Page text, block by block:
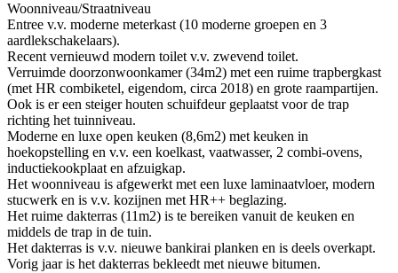
Woonniveau/Straatniveau
Entree v.v. moderne meterkast (10 moderne groepen en 3
aardlekschakelaars).
Recent vernieuwd modern toilet v.v. zwevend toilet.
Verruimde doorzonwoonkamer (34m2) met een ruime trapbergkast
(met HR combiketel, eigendom, circa 2018) en grote raampartijen.
Ook is er een steiger houten schuifdeur geplaatst voor de trap
richting het tuinniveau.
Moderne en luxe open keuken (8,6m2) met keuken in
hoekopstelling en v.v. een koelkast, vaatwasser, 2 combi-ovens,
inductiekookplaat en afzuigkap.
Het woonniveau is afgewerkt met een luxe laminaatvloer, modern
stucwerk en is v.v. kozijnen met HR++ beglazing.
Het ruime dakterras (11m2) is te bereiken vanuit de keuken en
middels de trap in de tuin.
Het dakterras is v.v. nieuwe bankirai planken en is deels overkapt.
Vorig jaar is het dakterras bekleedt met nieuwe bitumen.